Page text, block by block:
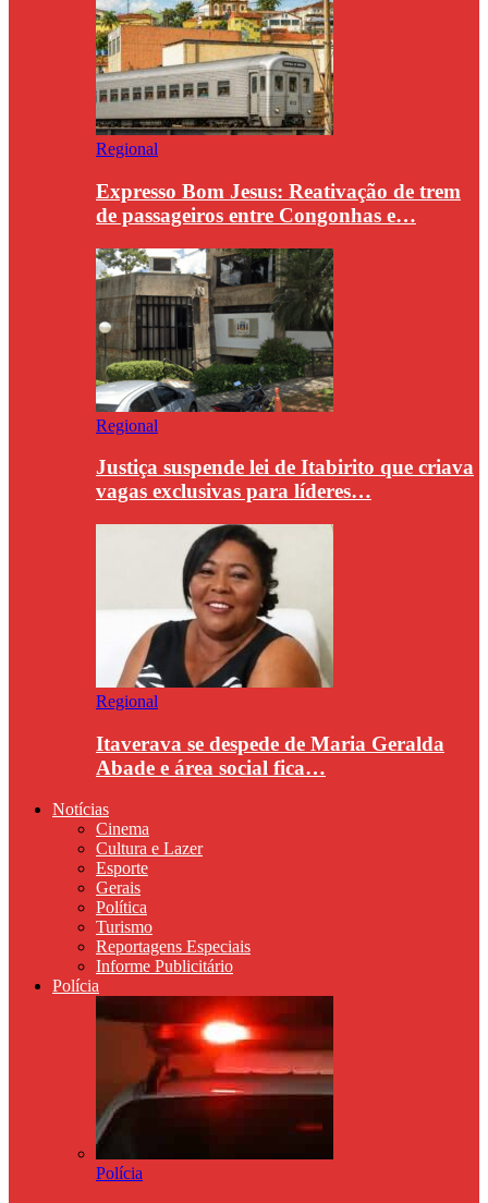
Regional
Expresso Bom Jesus: Reativação de trem
de passageiros entre Congonhas e…
Regional
Justiça suspende lei de Itabirito que criava
vagas exclusivas para líderes…
Regional
Itaverava se despede de Maria Geralda
Abade e área social fica…
Notícias
Cinema
Cultura e Lazer
Esporte
Gerais
Política
Turismo
Reportagens Especiais
Informe Publicitário
Polícia
Polícia